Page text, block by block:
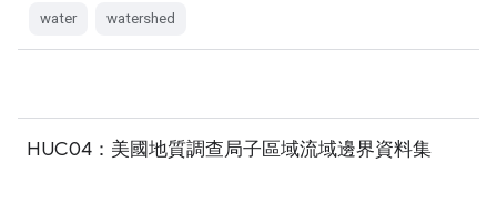
water watershed
HUC04：美國地質調查局子區域流域邊界資料集